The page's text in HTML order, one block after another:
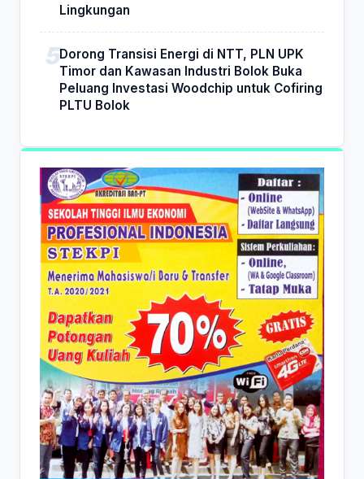
Lingkungan
Dorong Transisi Energi di NTT, PLN UPK
Timor dan Kawasan Industri Bolok Buka
Peluang Investasi Woodchip untuk Cofiring
PLTU Bolok